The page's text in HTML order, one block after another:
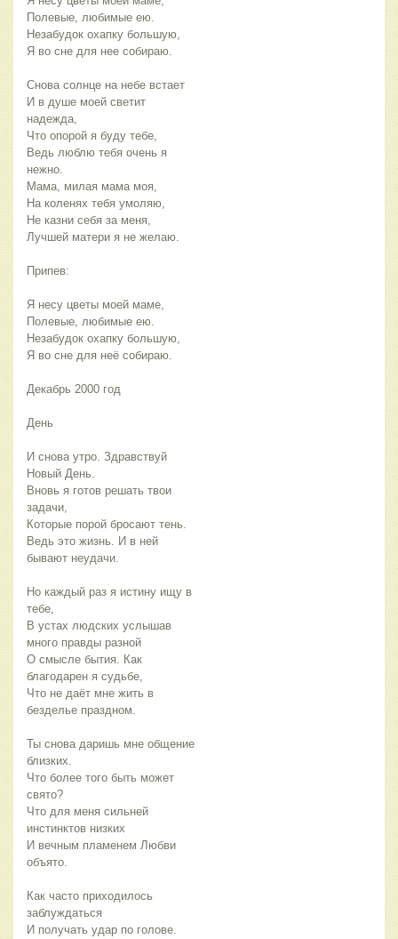
Полевые, любимые ею.
Незабудок охапку большую,
Я во сне для нее собираю.
Снова солнце на небе встает
И в душе моей светит
надежда,
Что опорой я буду тебе,
Ведь люблю тебя очень я
нежно.
Мама, милая мама моя,
На коленях тебя умоляю,
Не казни себя за меня,
Лучшей матери я не желаю.
Припев:
Я несу цветы моей маме,
Полевые, любимые ею.
Незабудок охапку большую,
Я во сне для неё собираю.
Декабрь 2000 год
День
И снова утро. Здравствуй
Новый День.
Вновь я готов решать твои
задачи,
Которые порой бросают тень.
Ведь это жизнь. И в ней
бывают неудачи.
Но каждый раз я истину ищу в
тебе,
В устах людских услышав
много правды разной
О смысле бытия. Как
благодарен я судьбе,
Что не даёт мне жить в
безделье праздном.
Ты снова даришь мне общение
близких.
Что более того быть может
свято?
Что для меня сильней
инстинктов низких
И вечным пламенем Любви
объято.
Как часто приходилось
заблуждаться
И получать удар по голове.